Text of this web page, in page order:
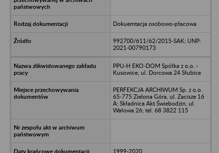
Dokuemtacja osobowo-płacowa
992700/611/62/2015-SAK; UNP:
2021-00790173
PPU-H EKO-DOM Spółka z o.o. -
Kusowice, ul. Dorcowa 24 Słubice
PERFEKCJA ARCHIWUM Sp. z o.o.
65-775 Zielona Góra, ul. Zacisze 16
A; Składnica Akt Świebodzin, ul.
Wałowa 26; tel. 68 3822 115
1999-2020